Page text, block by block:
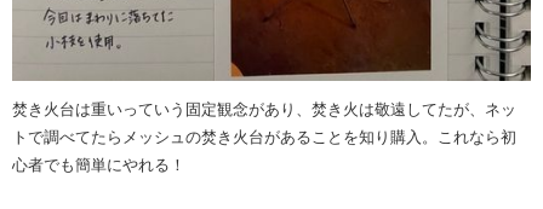
焚き火台は重いっていう固定観念があり、焚き火は敬遠してたが、ネッ
トで調べてたらメッシュの焚き火台があることを知り購入。これなら初
心者でも簡単にやれる！